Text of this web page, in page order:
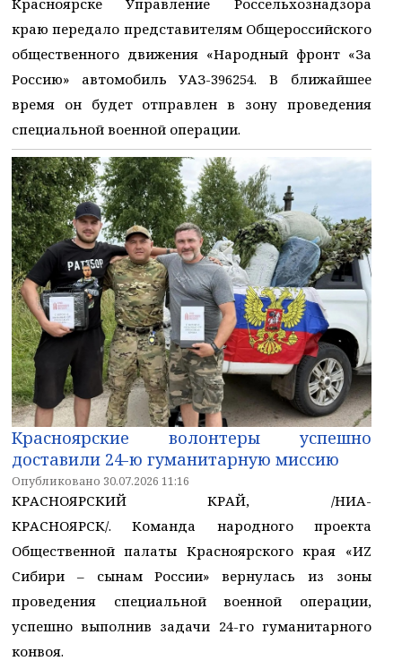
Красноярске Управление Россельхознадзора
краю передало представителям Общероссийского
общественного движения «Народный фронт «За
Россию» автомобиль УАЗ-396254. В ближайшее
время он будет отправлен в зону проведения
специальной военной операции.
Красноярские волонтеры успешно
доставили 24-ю гуманитарную миссию
Опубликовано 30.07.2026 11:16
КРАСНОЯРСКИЙ КРАЙ, /НИА-
КРАСНОЯРСК/. Команда народного проекта
Общественной палаты Красноярского края «ИZ
Сибири – сынам России» вернулась из зоны
проведения специальной военной операции,
успешно выполнив задачи 24-го гуманитарного
конвоя.